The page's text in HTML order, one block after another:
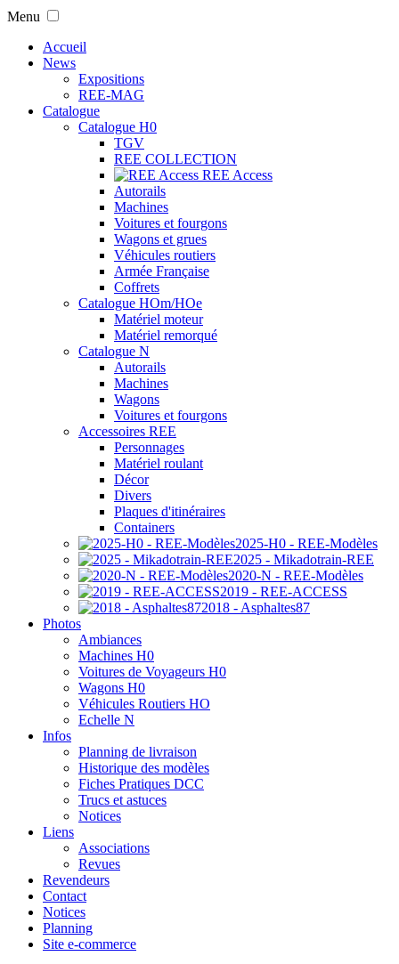
Menu
Accueil
News
Expositions
REE-MAG
Catalogue
Catalogue H0
TGV
REE COLLECTION
REE Access
Autorails
Machines
Voitures et fourgons
Wagons et grues
Véhicules routiers
Armée Française
Coffrets
Catalogue HOm/HOe
Matériel moteur
Matériel remorqué
Catalogue N
Autorails
Machines
Wagons
Voitures et fourgons
Accessoires REE
Personnages
Matériel roulant
Décor
Divers
Plaques d'itinéraires
Containers
2025-H0 - REE-Modèles
2025 - Mikadotrain-REE
2020-N - REE-Modèles
2019 - REE-ACCESS
2018 - Asphaltes87
Photos
Ambiances
Machines H0
Voitures de Voyageurs H0
Wagons H0
Véhicules Routiers HO
Echelle N
Infos
Planning de livraison
Historique des modèles
Fiches Pratiques DCC
Trucs et astuces
Notices
Liens
Associations
Revues
Revendeurs
Contact
Notices
Planning
Site e-commerce